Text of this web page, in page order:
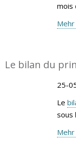
mois
Le bilan du
25-
Le
sous